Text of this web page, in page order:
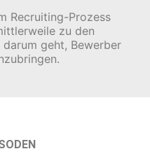
Recruiting-Prozess
zu den
geht, Bewerber